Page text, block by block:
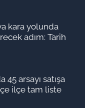
kara yolunda
adım: Tarih
45 arsayı satışa
ilçe tam liste